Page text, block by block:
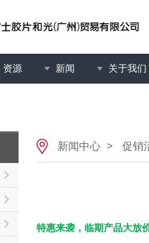
资源 新闻 关于我们
新闻中心 > 促销
特惠来袭，临期产品大放